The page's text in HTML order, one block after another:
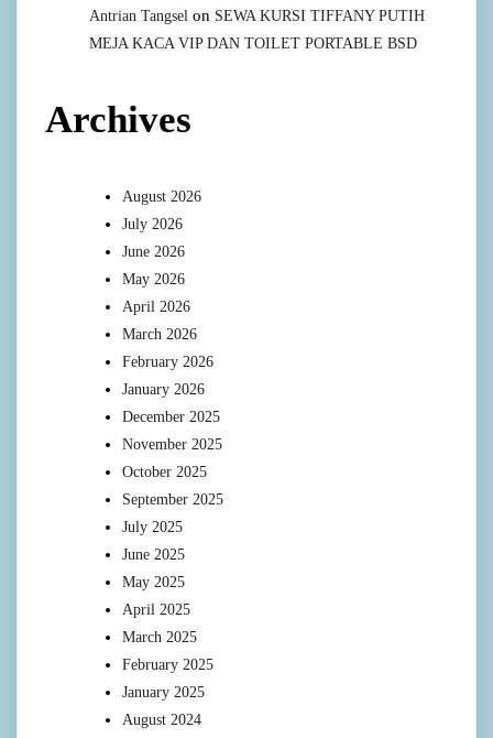
Antrian Tangsel on SEWA KURSI TIFFANY PUTIH
MEJA KACA VIP DAN TOILET PORTABLE BSD
Archives
August 2026
July 2026
June 2026
May 2026
April 2026
March 2026
February 2026
January 2026
December 2025
November 2025
October 2025
September 2025
July 2025
June 2025
May 2025
April 2025
March 2025
February 2025
January 2025
August 2024